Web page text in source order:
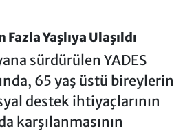
Yaşlıya Ulaşıldı
sürdürülen YADES
65 yaş üstü bireylerin
destek ihtiyaçlarının
karşılanmasının